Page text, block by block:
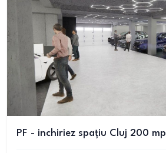
PF - inchiriez spațiu Cluj 200 mp